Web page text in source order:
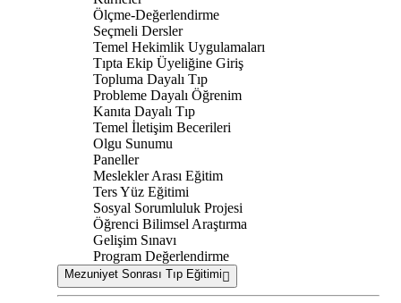
Ölçme-Değerlendirme
Seçmeli Dersler
Temel Hekimlik Uygulamaları
Tıpta Ekip Üyeliğine Giriş
Topluma Dayalı Tıp
Probleme Dayalı Öğrenim
Kanıta Dayalı Tıp
Temel İletişim Becerileri
Olgu Sunumu
Paneller
Meslekler Arası Eğitim
Ters Yüz Eğitimi
Sosyal Sorumluluk Projesi
Öğrenci Bilimsel Araştırma
Gelişim Sınavı
Program Değerlendirme
Mezuniyet Sonrası Tıp Eğitimi